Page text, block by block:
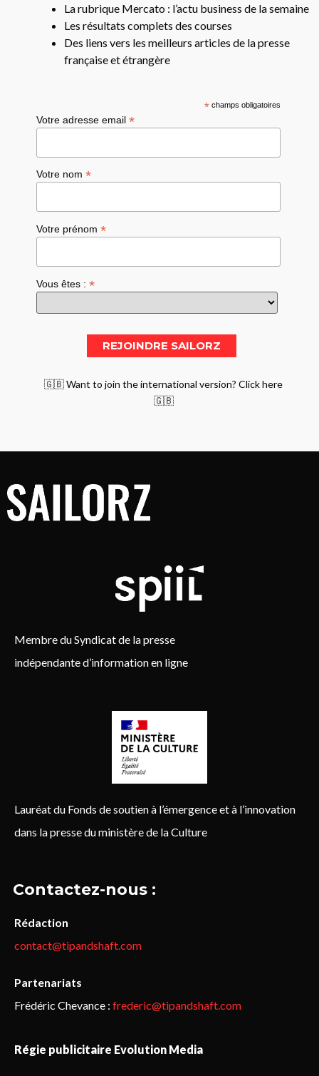
La rubrique Mercato : l’actu business de la semaine
Les résultats complets des courses
Des liens vers les meilleurs articles de la presse
française et étrangère
*champs obligatoires
Votre adresse email*
Votre nom*
Votre prénom*
Vous êtes :*
🇬🇧 Want to join the international version? Click here
🇬🇧
Membre du Syndicat de la presse
indépendante d’information en ligne
Lauréat du Fonds de soutien à l’émergence et à l’innovation
dans la presse du ministère de la Culture
Contactez-nous :
Rédaction
contact@tipandshaft.com
Partenariats
Frédéric Chevance : frederic@tipandshaft.com
Régie publicitaire Evolution Media